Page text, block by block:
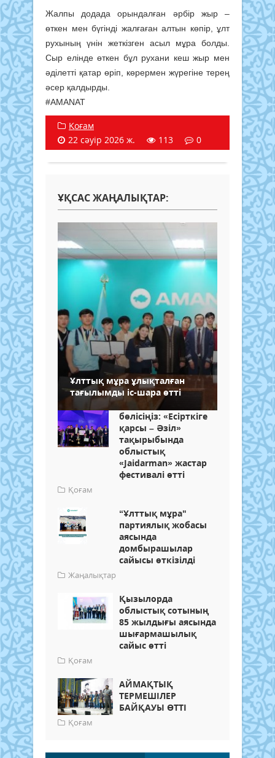
Жалпы додада орындалған әрбір жыр –
өткен мен бүгінді жалғаған алтын көпір, ұлт
рухының үнін жеткізген асыл мұра болды.
Сыр елінде өткен бұл рухани кеш жыр мен
әділетті қатар өріп, көрермен жүрегіне терең
әсер қалдырды.
#AMANAT
Қоғам
22 сәуір 2026 ж.
113 0
ҰҚСАС ЖАҢАЛЫҚТАР:
Ұлттық мұра ұлықталған
тағылымды іс-шара өтті
бөлісіңіз: «Есірткіге
қарсы – Әзіл»
тақырыбында
облыстық
«Jaіdarman» жастар
фестивалі өтті
Қоғам
“Ұлттық мұра"
партиялық жобасы
аясында
домбырашылар
сайысы өткізілді
Жаңалықтар
Қызылорда
облыстық сотының
85 жылдығы аясында
шығармашылық
сайыс өтті
Қоғам
АЙМАҚТЫҚ
ТЕРМЕШІЛЕР
БАЙҚАУЫ ӨТТІ
Қоғам